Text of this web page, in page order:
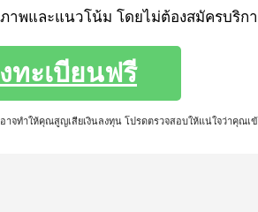
าพและแนวโน้ม โดยไม่ต้องสมัครบริก
ทะเบียนฟรี
าจทำให้คุณสูญเสียเงินลงทุน โปรดตรวจสอบให้แน่ใจว่าคุณเ